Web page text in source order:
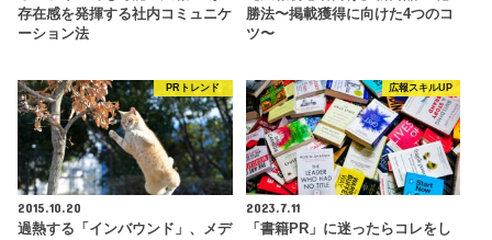
存在感を発揮する社内コミュニケ
ーション法
勝法〜掲載獲得に向けた4つのコ
ツ〜
PRトレンド
2015.10.20
過熱する「インバウンド」、メデ
広報スキルUP
2023.7.11
「書籍PR」に迷ったらコレをし